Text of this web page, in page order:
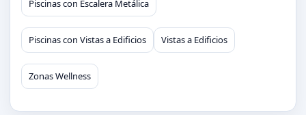
Piscinas con Escalera Metálica
Piscinas con Vistas a Edificios Vistas a Edificios
Zonas Wellness